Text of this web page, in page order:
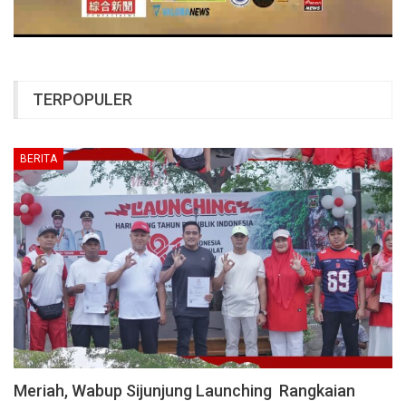
TERPOPULER
BERITA
Meriah, Wabup Sijunjung Launching Rangkaian